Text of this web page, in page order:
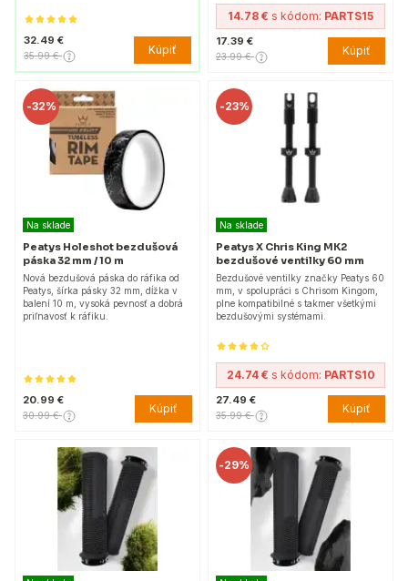
32.49 €
35.99 € Kúpiť
14.78 € s kódom: PARTS15
17.39 €
23.99 € Kúpiť
-32%
Na sklade
Peatys Holeshot bezdušová
páska 32 mm / 10 m
Nová bezdušová páska do ráfika od
Peatys, šírka pásky 32 mm, dĺžka v
balení 10 m, vysoká pevnosť a dobrá
priľnavosť k ráfiku.
20.99 €
30.99 € Kúpiť
-23%
Na sklade
Peatys X Chris King MK2
bezdušové ventilky 60 mm
Bezdušové ventilky značky Peatys 60
mm, v spolupráci s Chrisom Kingom,
plne kompatibilné s takmer všetkými
bezdušovými systémami.
24.74 € s kódom: PARTS10
27.49 €
35.99 € Kúpiť
-29%